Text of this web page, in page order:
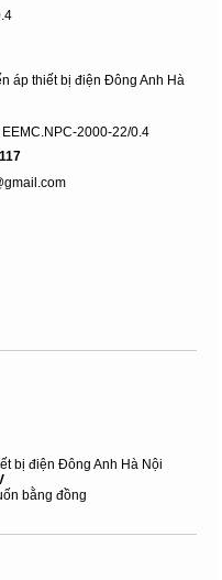
áp thiết bị điện Đông Anh Hà
2000-22/0.4
bị điện Đông Anh Hà Nội
bằng đồng